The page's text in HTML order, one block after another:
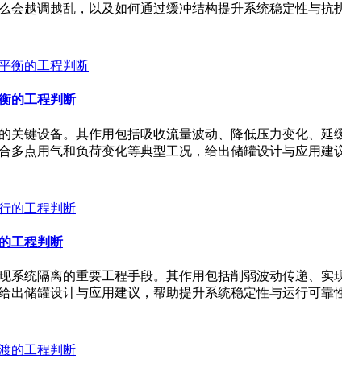
越调越乱，以及如何通过缓冲结构提升系统稳定性与抗
的工程判断
关键设备。其作用包括吸收流量波动、降低压力变化、
多点用气和负荷变化等典型工况，给出储罐设计与应用建
工程判断
系统隔离的重要工程手段。其作用包括削弱波动传递、
储罐设计与应用建议，帮助提升系统稳定性与运行可靠